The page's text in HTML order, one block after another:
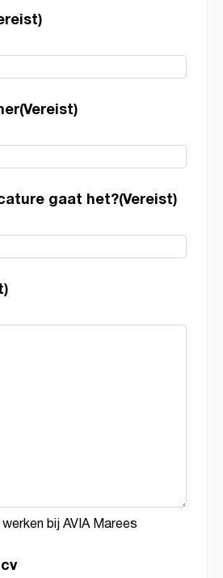
(Vereist)
gaat het?(Vereist)
bij AVIA Marees